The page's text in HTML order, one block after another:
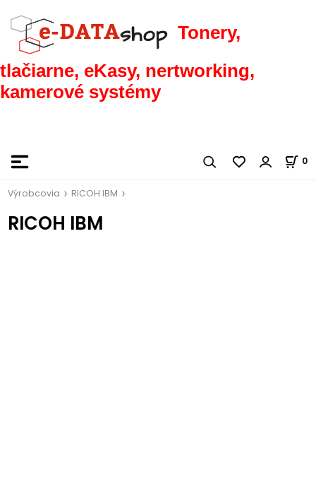
Tonery,
tlačiarne, eKasy, nertworking,
kamerové systémy
0
Výrobcovia RICOH IBM
RICOH IBM